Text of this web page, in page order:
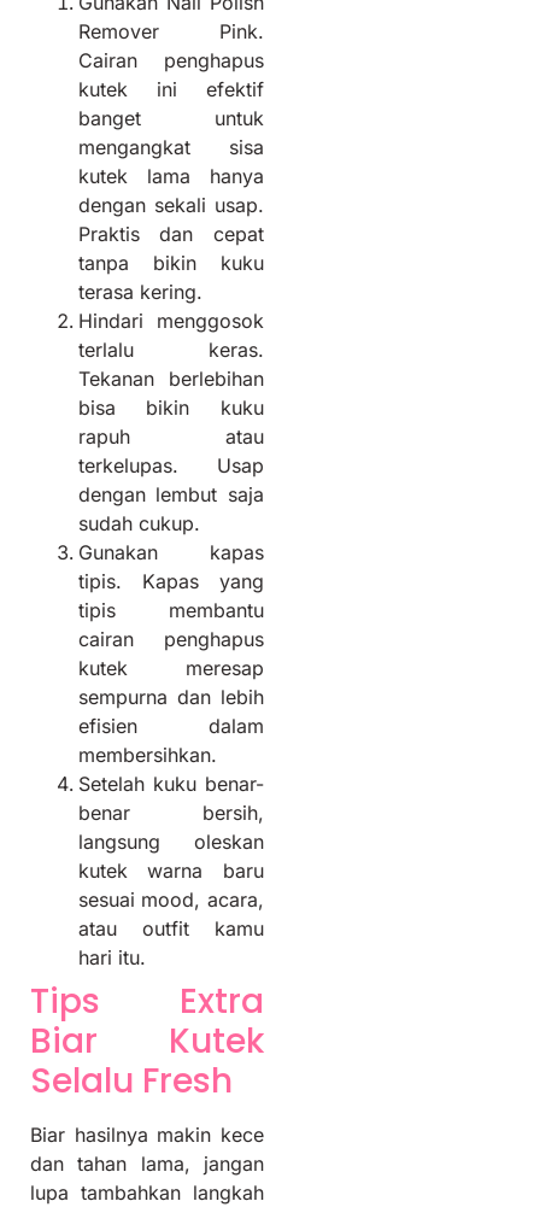
Remover Pink.
Cairan penghapus
kutek ini efektif
banget untuk
mengangkat sisa
kutek lama hanya
dengan sekali usap.
Praktis dan cepat
tanpa bikin kuku
terasa kering.
Hindari menggosok
terlalu keras.
Tekanan berlebihan
bisa bikin kuku
rapuh atau
terkelupas. Usap
dengan lembut saja
sudah cukup.
Gunakan kapas
tipis. Kapas yang
tipis membantu
cairan penghapus
kutek meresap
sempurna dan lebih
efisien dalam
membersihkan.
Setelah kuku benar-
benar bersih,
langsung oleskan
kutek warna baru
sesuai mood, acara,
atau outfit kamu
hari itu.
Tips Extra
Biar Kutek
Selalu Fresh
Biar hasilnya makin kece
dan tahan lama, jangan
lupa tambahkan langkah